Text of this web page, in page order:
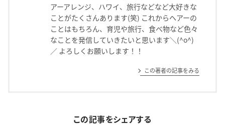
アーアレンジ、ハワイ、旅行などなど大好きな
ことがたくさんあります(笑) これからヘアーの
ことはもちろん、育児や旅行、食べ物など色々
なことを発信していきたいと思います＼(^o^)
／ よろしくお願いします！！
この著者の記事をみる
この記事をシェアする